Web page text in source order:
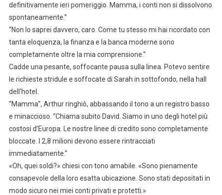
definitivamente ieri pomeriggio. Mamma, i conti non si dissolvono
spontaneamente.”
“Non lo saprei davvero, caro. Come tu stesso mi hai ricordato con
tanta eloquenza, la finanza e la banca moderne sono
completamente oltre la mia comprensione.”
Cadde una pesante, soffocante pausa sulla linea. Potevo sentire
le richieste stridule e soffocate di Sarah in sottofondo, nella hall
dell’hotel.
“Mamma”, Arthur ringhiò, abbassando il tono a un registro basso
e minaccioso. “Chiama subito David. Siamo in uno degli hotel più
costosi d’Europa. Le nostre linee di credito sono completamente
bloccate. I 2,8 milioni devono essere rintracciati
immediatamente.”
«Oh, quei soldi?» chiesi con tono amabile. «Sono pienamente
consapevole della loro esatta ubicazione. Sono stati depositati in
modo sicuro nei miei conti privati e protetti.»